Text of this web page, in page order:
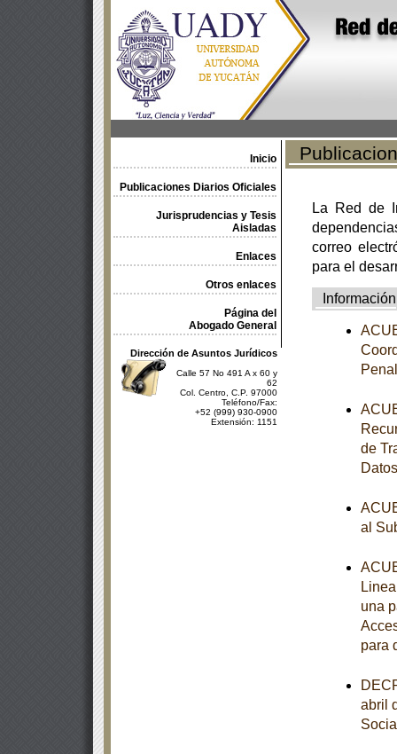
Inicio
Publicaciones Diarios Oficiales
Jurisprudencias y Tesis
Aisladas
Enlaces
Otros enlaces
Página del
Abogado General
Dirección de Asuntos Jurídicos
Calle 57 No 491 A x 60 y
62
Col. Centro, C.P. 97000
Teléfono/Fax:
+52 (999) 930-0900
Extensión: 1151
La Red de
correo
para el
Información
de
al
una
para
abril